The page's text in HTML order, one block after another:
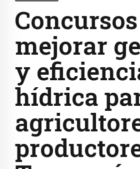
mejorar
y
hídrica